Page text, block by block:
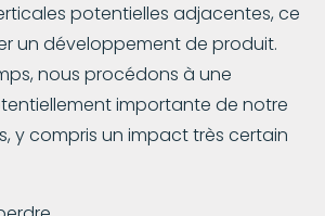
potentielles adjacentes, ce
un développement de produit.
nous procédons à une
importante de notre
y compris un impact très certain